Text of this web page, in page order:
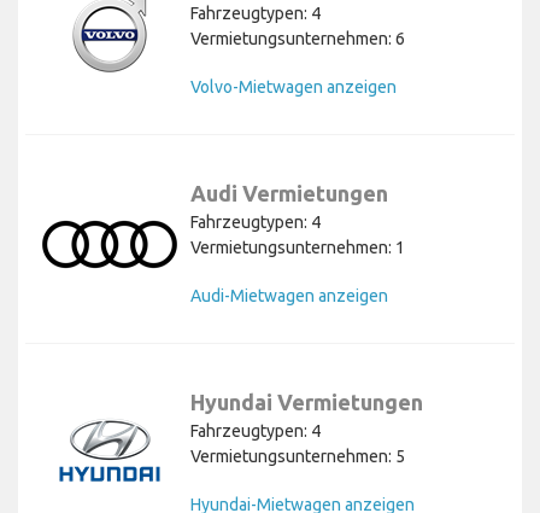
Fahrzeugtypen: 4
Vermietungsunternehmen: 6
Volvo-Mietwagen anzeigen
Audi Vermietungen
Fahrzeugtypen: 4
Vermietungsunternehmen: 1
Audi-Mietwagen anzeigen
Hyundai Vermietungen
Fahrzeugtypen: 4
Vermietungsunternehmen: 5
Hyundai-Mietwagen anzeigen